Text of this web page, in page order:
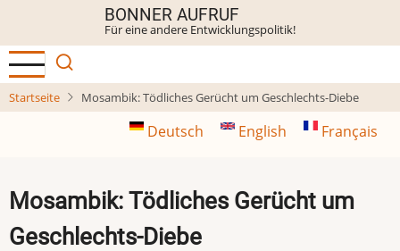
Inhalt
BONNER AUFRUF
Für eine andere Entwicklungspolitik!
Startseite Mosambik: Tödliches Gerücht um Geschlechts-Diebe
Deutsch English Français
Mosambik: Tödliches Gerücht um
Geschlechts-Diebe